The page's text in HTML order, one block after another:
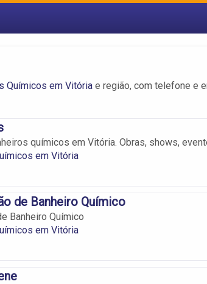
Químicos em Vitória e região, com telefone e
químicos em Vitória. Obras, shows,
em Vitória
de Banheiro Químico
Banheiro Químico
em Vitória